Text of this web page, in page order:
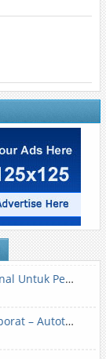
Klinik Dermatologi & Estetika Profesional Untuk Perawatan Kulit dan Kecantikan
Sewa Mobil Jakarta & Sewa Mobil Korporat – Autotranz Indonesia